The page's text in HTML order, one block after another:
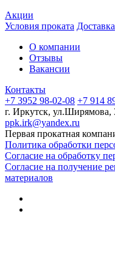
Акции
Условия проката Доставка
О компании
Отзывы
Вакансии
Контакты
+7 3952 98-02-08 +7 914
г. Иркутск, ул.Ширямова,
ppk.irk@yandex.ru
Первая прокатная
Политика обработки
Согласие на обработку
Согласие на получение
материалов